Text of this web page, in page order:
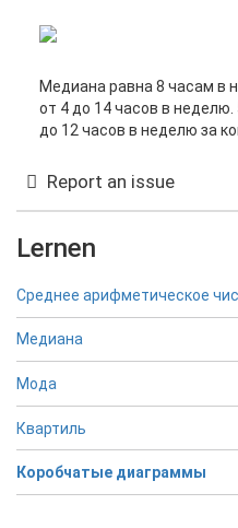
Медиана равна 8 часам в
от 4 до 14 часов в
до 12 часов в неделю за
Report an issue
Lernen
Среднее арифметическое
Медиана
Мода
Квартиль
Коробчатые диаграммы